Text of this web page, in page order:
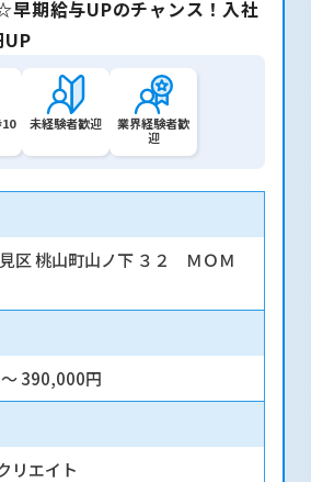
早期給与UPのチャンス！入社
UP
未経験者歓迎
業界経験者歓
迎
区 桃山町山ノ下 ３２ ＭＯＭ
390,000円
リエイト